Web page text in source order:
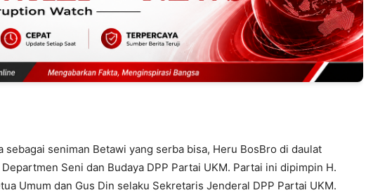
sebagai seniman Betawi yang serba bisa, Heru BosBro di daulat
Seni dan Budaya DPP Partai UKM. Partai ini dipimpin H.
Umum dan Gus Din selaku Sekretaris Jenderal DPP Partai UKM.